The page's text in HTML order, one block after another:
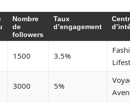
Nombre
de
followers
Taux
d’engagement
1500 3.5%
3000 5%